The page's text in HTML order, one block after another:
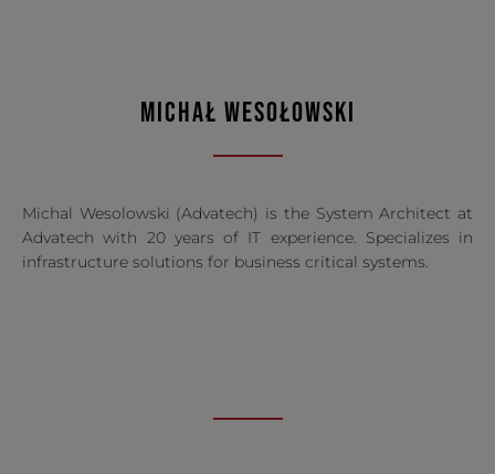
MICHAŁ WESOŁOWSKI
Michal Wesolowski (Advatech) is the System Architect at
Advatech with 20 years of IT experience. Specializes in
infrastructure solutions for business critical systems.